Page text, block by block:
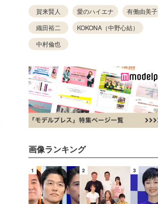
賀来賢人 愛のハイエナ
有働由美子
織田裕二
KOKONA（中野心結）
中村倫也
画像ランキング
1 2 3